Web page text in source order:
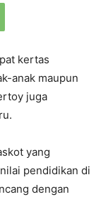
kertas
anak maupun
juga
yang
pendidikan di
dengan